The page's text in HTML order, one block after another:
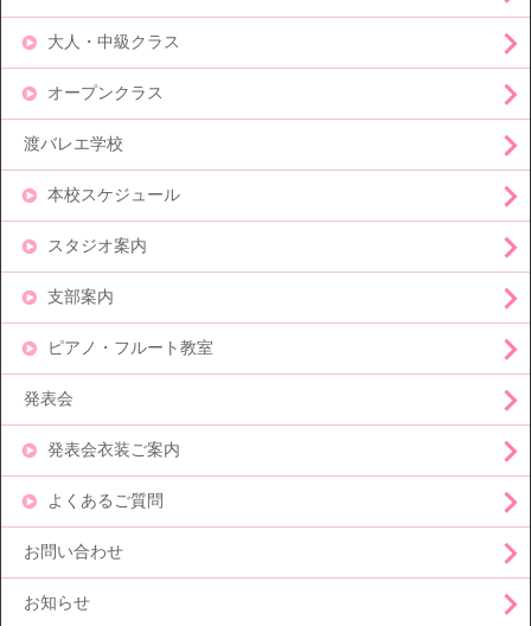
大人・中級クラス
オープンクラス
渡バレエ学校
本校スケジュール
スタジオ案内
支部案内
ピアノ・フルート教室
発表会
発表会衣装ご案内
よくあるご質問
お問い合わせ
お知らせ